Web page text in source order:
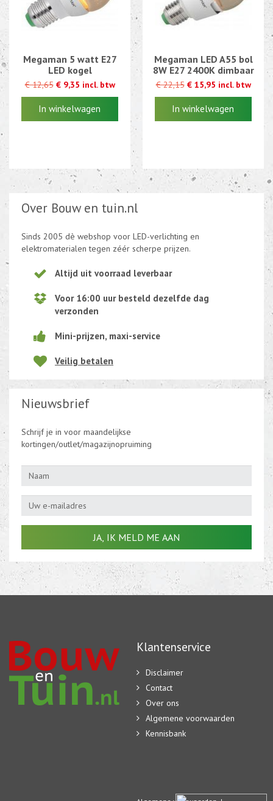
Megaman 5 watt E27
LED kogel
€ 12,65 € 9,35 incl. btw
€ 12,65 € 9,35 incl. btw
Megaman LED A55 bol
8W E27 2400K dimbaar
€ 22,15 € 15,95 incl. btw
€ 22,15 € 15,95 incl. btw
Over Bouw en tuin.nl
Sinds 2005 dè webshop voor LED-verlichting en
elektromaterialen tegen zéér scherpe prijzen.
Altijd uit voorraad leverbaar
Voor 16:00 uur besteld dezelfde dag
verzonden
Mini-prijzen, maxi-service
Veilig betalen
Nieuwsbrief
Schrijf je in voor maandelijkse
kortingen/outlet/magazijnopruiming
Klantenservice
Disclaimer
Contact
Over ons
Algemene voorwaarden
Kennisbank